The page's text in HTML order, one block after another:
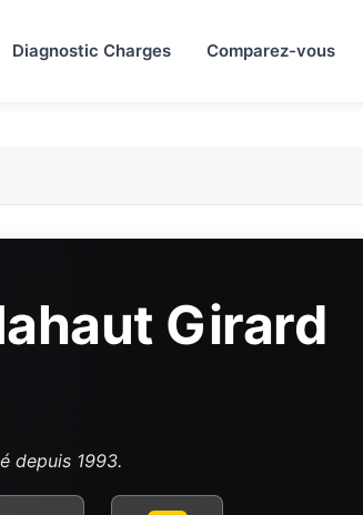
Diagnostic Charges Comparez-vous
Girard
depuis 1993.